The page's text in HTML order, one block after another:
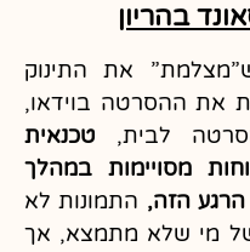
בהריון
את התינוק
את ההסרטה בוידאו,
לבית, טכנאית
מסויימות במהלך
הזה, התמונות לא
של מי שלא מתמצא, אך